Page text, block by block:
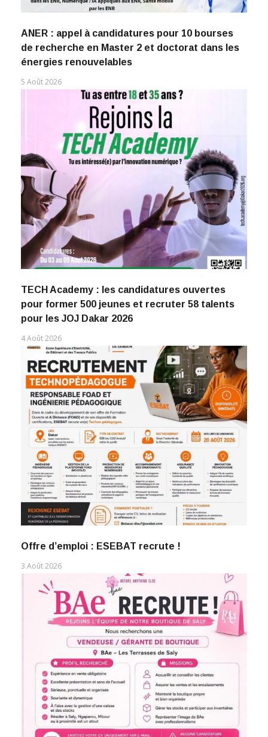
ANER : appel à candidatures pour 10 bourses
de recherche en Master 2 et doctorat dans les
énergies renouvelables
5 Août 2026
TECH Academy : les candidatures ouvertes
pour former 500 jeunes et recruter 58 talents
pour les JOJ Dakar 2026
4 Août 2026
Offre d’emploi : ESEBAT recrute !
3 Août 2026